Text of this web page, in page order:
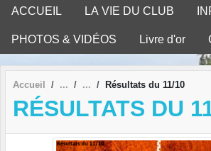
ACCUEIL LA VIE DU CLUB
PHOTOS & VIDÉOS Livre d'or
Accueil Résultats du 11/10
RÉSULTATS DU